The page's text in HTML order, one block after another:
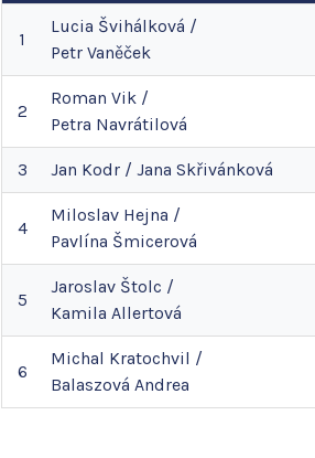
1
Lucia Švihálková /
Petr Vaněček
2
Roman Vik /
Petra Navrátilová
3 Jan Kodr / Jana Skřivánková
4
Miloslav Hejna /
Pavlína Šmicerová
5
Jaroslav Štolc /
Kamila Allertová
6
Michal Kratochvil /
Balaszová Andrea